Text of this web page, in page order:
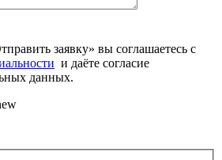
заявку» вы соглашаетесь с
и даёте согласие
данных.